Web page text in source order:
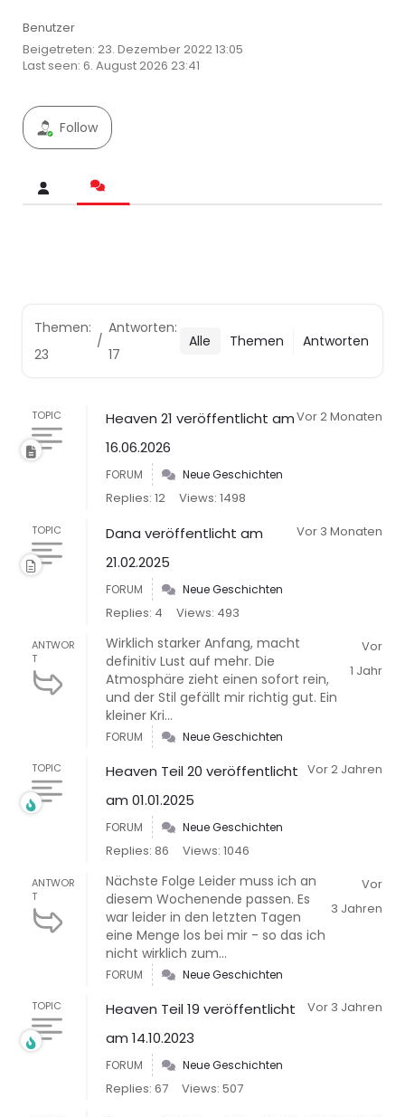
Benutzer
Beigetreten: 23. Dezember 2022 13:05
Last seen: 6. August 2026 23:41
Follow
Themen:
23
/
Antworten:
17
Alle Themen Antworten
TOPIC
Heaven 21 veröffentlicht am
16.06.2026
Vor 2 Monaten
FORUM Neue Geschichten
Replies: 12 Views: 1498
TOPIC
Dana veröffentlicht am
21.02.2025
Vor 3 Monaten
FORUM Neue Geschichten
Replies: 4 Views: 493
ANTWOR
T
Wirklich starker Anfang, macht
definitiv Lust auf mehr. Die
Atmosphäre zieht einen sofort rein,
und der Stil gefällt mir richtig gut. Ein
kleiner Kri...
Vor
1 Jahr
FORUM Neue Geschichten
TOPIC
Heaven Teil 20 veröffentlicht
am 01.01.2025
Vor 2 Jahren
FORUM Neue Geschichten
Replies: 86 Views: 1046
ANTWOR
T
Nächste Folge Leider muss ich an
diesem Wochenende passen. Es
war leider in den letzten Tagen
eine Menge los bei mir - so das ich
nicht wirklich zum...
Vor
3 Jahren
FORUM Neue Geschichten
TOPIC
Heaven Teil 19 veröffentlicht
am 14.10.2023
Vor 3 Jahren
FORUM Neue Geschichten
Replies: 67 Views: 507